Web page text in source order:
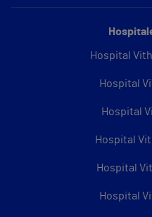
Hospital
Hospital
Hospital
Hospital
Hospital
Hospital